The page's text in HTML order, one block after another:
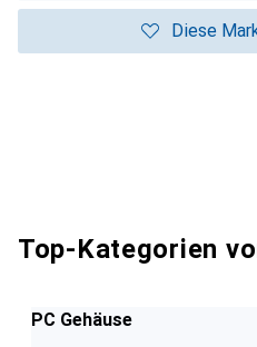
Diese
Top-Kategorien
PC Gehäuse